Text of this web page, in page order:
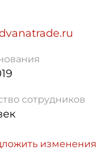
сотрудников
изменения